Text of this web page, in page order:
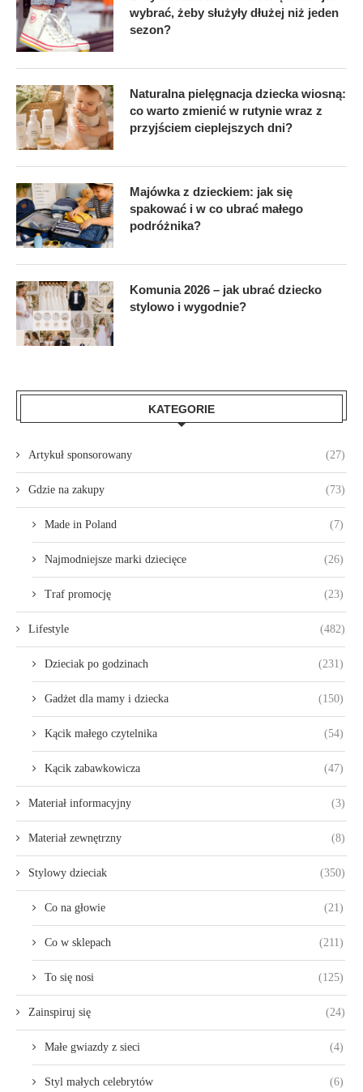
wybrać, żeby służyły dłużej niż jeden
sezon?
Naturalna pielęgnacja dziecka wiosną:
co warto zmienić w rutynie wraz z
przyjściem cieplejszych dni?
Majówka z dzieckiem: jak się
spakować i w co ubrać małego
podróżnika?
Komunia 2026 – jak ubrać dziecko
stylowo i wygodnie?
KATEGORIE
Artykuł sponsorowany (27)
Gdzie na zakupy (73)
Made in Poland (7)
Najmodniejsze marki dziecięce (26)
Traf promocję (23)
Lifestyle (482)
Dzieciak po godzinach (231)
Gadżet dla mamy i dziecka (150)
Kącik małego czytelnika (54)
Kącik zabawkowicza (47)
Materiał informacyjny (3)
Materiał zewnętrzny (8)
Stylowy dzieciak (350)
Co na głowie (21)
Co w sklepach (211)
To się nosi (125)
Zainspiruj się (24)
Małe gwiazdy z sieci (4)
Styl małych celebrytów (6)